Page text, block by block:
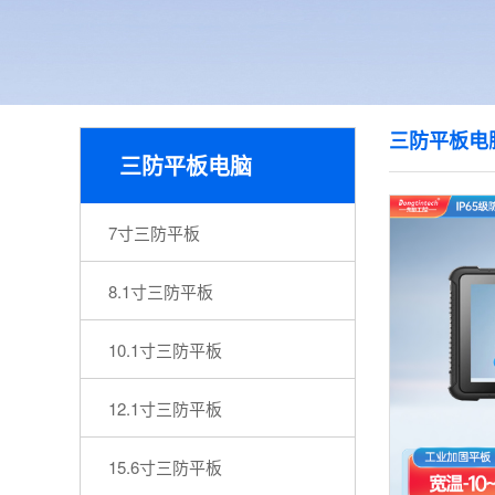
三防平板电脑
7寸三防平板
8.1寸三防平板
10.1寸三防平板
12.1寸三防平板
15.6寸三防平板
三防平板电